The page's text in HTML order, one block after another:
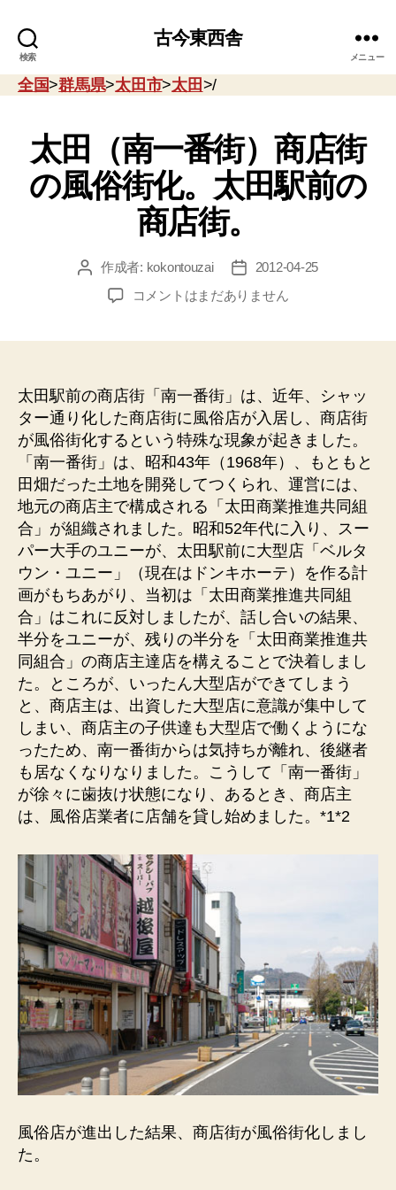
検索
古今東西舎
メニュー
全国>群馬県>太田市>太田 >/
太田（南一番街）商店街
の風俗街化。太田駅前の
商店街。
投 作成者: kokontouzai
投
稿
日
2012-04-25
太
街）
商
店
街
の
風
俗
街
化。
太
駅
前
の
商
店
街。
へ
の
コメントはまだありません
太田駅前の商店街「南一番街」は、近年、シャッ
ター通り化した商店街に風俗店が入居し、商店街
が風俗街化するという特殊な現象が起きました。
「南一番街」は、昭和43年（1968年）、もともと
田畑だった土地を開発してつくられ、運営には、
地元の商店主で構成される「太田商業推進共同組
合」が組織されました。昭和52年代に入り、スー
パー大手のユニーが、太田駅前に大型店「ベルタ
ウン・ユニー」（現在はドンキホーテ）を作る計
画がもちあがり、当初は「太田商業推進共同組
合」はこれに反対しましたが、話し合いの結果、
半分をユニーが、残りの半分を「太田商業推進共
同組合」の商店主達店を構えることで決着しまし
た。ところが、いったん大型店ができてしまう
と、商店主は、出資した大型店に意識が集中して
しまい、商店主の子供達も大型店で働くようにな
ったため、南一番街からは気持ちが離れ、後継者
も居なくなりなりました。こうして「南一番街」
が徐々に歯抜け状態になり、あるとき、商店主
は、風俗店業者に店舗を貸し始めました。*1*2
風俗店が進出した結果、商店街が風俗街化しまし
た。